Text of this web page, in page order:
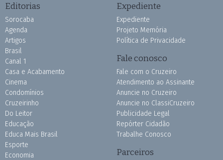
Editorias
Sorocaba
Agenda
Artigos
Brasil
Canal 1
Casa e Acabamento
Cinema
Condomínios
Cruzeirinho
Do Leitor
Educação
Educa Mais Brasil
Esporte
Economia
Expediente
Expediente
Projeto Memória
Política de Privacidade
Fale conosco
Fale com o Cruzeiro
Atendimento ao Assinante
Anuncie no Cruzeiro
Anuncie no ClassiCruzeiro
Publicidade Legal
Repórter Cidadão
Trabalhe Conosco
Parceiros